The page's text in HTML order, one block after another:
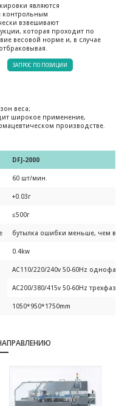
являются
контрольным
взвешивают
которая проходит по
весовой норме и, в случае
ЗАПРОС ПО ПОЗИЦИИ
веса;
широкое применение,
производстве.
DFJ-2000
60 шт/мин.
+0.03г
≤500г
бутылка ошибки меньше, чем вес
0.4kw
AC110/220/240v 50-60Hz однофазный
AC200/380/415v 50-60Hz трехфазный
1050*950*1750mm